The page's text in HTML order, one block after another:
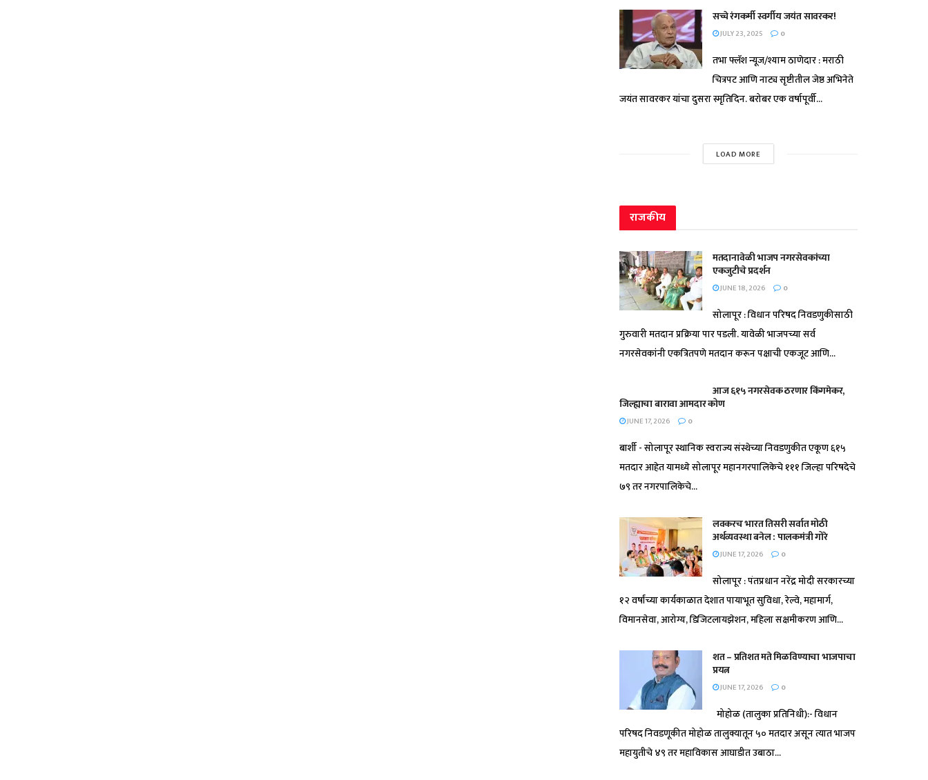
सच्चे रंगकर्मी स्वर्गीय जयंत सावरकर!
JULY 23, 2025 0
तभा फ्लॅश न्यूज/श्याम ठाणेदार : मराठी
चित्रपट आणि नाट्य सृष्टीतील जेष्ठ अभिनेते
जयंत सावरकर यांचा दुसरा स्मृतिदिन. बरोबर एक वर्षापूर्वी...
LOAD MORE
राजकीय
मतदानावेळी भाजप नगरसेवकांच्या
एकजुटीचे प्रदर्शन
JUNE 18, 2026 0
सोलापूर : विधान परिषद निवडणुकीसाठी
गुरुवारी मतदान प्रक्रिया पार पडली. यावेळी भाजपच्या सर्व
नगरसेवकांनी एकत्रितपणे मतदान करून पक्षाची एकजूट आणि...
आज ६१५ नगरसेवक ठरणार किंगमेकर,
जिल्ह्याचा बारावा आमदार कोण
JUNE 17, 2026 0
बार्शी - सोलापूर स्थानिक स्वराज्य संस्थेच्या निवडणुकीत एकूण ६१५
मतदार आहेत यामध्ये सोलापूर महानगरपालिकेचे १११ जिल्हा परिषदेचे
७९ तर नगरपालिकेचे...
लवकरच भारत तिसरी सर्वात मोठी
अर्थव्यवस्था बनेल : पालकमंत्री गोरे
JUNE 17, 2026 0
सोलापूर : पंतप्रधान नरेंद्र मोदी सरकारच्या
१२ वर्षांच्या कार्यकाळात देशात पायाभूत सुविधा, रेल्वे, महामार्ग,
विमानसेवा, आरोग्य, डिजिटलायझेशन, महिला सक्षमीकरण आणि...
शत – प्रतिशत मते मिळविण्याचा भाजपाचा
प्रयत्न
JUNE 17, 2026 0
मोहोळ (तालुका प्रतिनिधी):- विधान
परिषद निवडणूकीत मोहोळ तालुक्यातून ५० मतदार असून त्यात भाजप
महायुतीचे ४९ तर महाविकास आघाडीत उबाठा...